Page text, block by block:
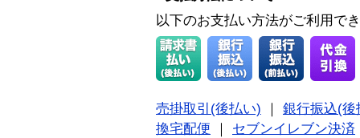
以下のお支払い方法がご利用で
売掛取引(後払い)
銀行振込(後
換宅配便
セブンイレブン決済